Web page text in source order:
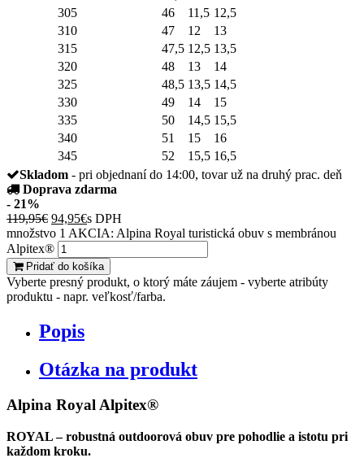
305
46 11,5 12,5
310
47 12
13
315
47,5 12,5 13,5
320
48 13
14
325
48,5 13,5 14,5
330
49 14
15
335
50 14,5 15,5
340
51 15
16
345
52 15,5 16,5
Skladom - pri objednaní do 14:00, tovar už na druhý prac. deň
Doprava zdarma
- 21%
119,95€ 94,95€s DPH
množstvo 1 AKCIA: Alpina Royal turistická obuv s membránou
Alpitex®
Pridať do košíka
Vyberte presný produkt, o ktorý máte záujem - vyberte atribúty
produktu - napr. veľkosť/farba.
Popis
Otázka na produkt
Alpina Royal Alpitex®
ROYAL – robustná outdoorová obuv pre pohodlie a istotu pri
každom kroku.